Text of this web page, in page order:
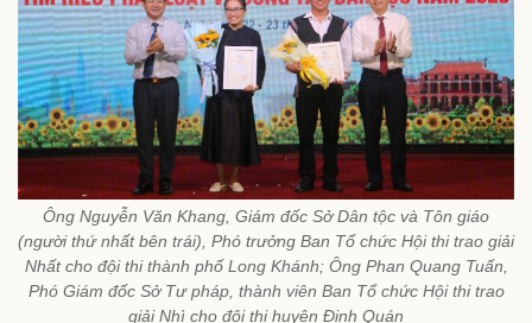
Ông Nguyễn Văn Khang, Giám đốc Sở Dân tộc và Tôn giáo
(người thứ nhất bên trái), Phó trưởng Ban Tổ chức Hội thi trao giải
Nhất cho đội thi thành phố Long Khánh; Ông Phan Quang Tuấn,
Phó Giám đốc Sở Tư pháp, thành viên Ban Tổ chức Hội thi trao
giải Nhì cho đội thi huyện Định Quán